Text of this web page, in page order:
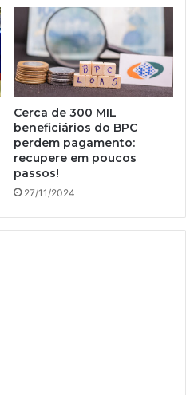
Cerca de 300 MIL
beneficiários do BPC
perdem pagamento:
recupere em poucos
passos!
27/11/2024